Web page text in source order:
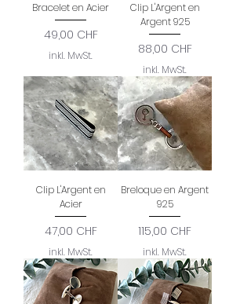
Bracelet en Acier
Preis
49,00 CHF
inkl. MwSt.
Clip L'Argent en
Argent 925
Preis
88,00 CHF
inkl. MwSt.
Clip L'Argent en
Acier
Preis
47,00 CHF
inkl. MwSt.
Breloque en Argent
925
Preis
115,00 CHF
inkl. MwSt.